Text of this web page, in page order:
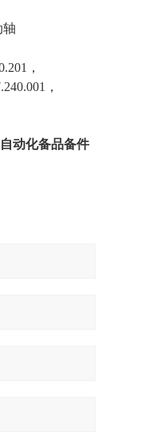
轴
，
，
动化备品备件